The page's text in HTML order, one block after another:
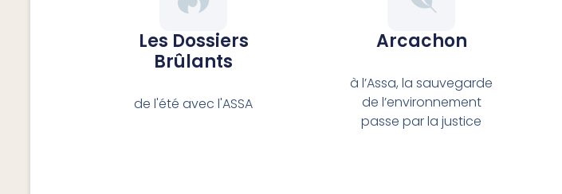
Les Dossiers
Brûlants
de l'été avec l'ASSA
Arcachon
à l’Assa, la sauvegarde
de l’environnement
passe par la justice